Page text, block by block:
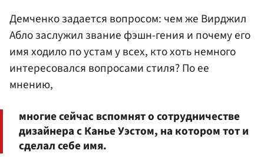
Демченко задается вопросом: чем же Вирджил
Абло заслужил звание фэшн-гения и почему его
имя ходило по устам у всех, кто хоть немного
интересовался вопросами стиля? По ее
мнению,
многие сейчас вспомнят о сотрудничестве
дизайнера с Канье Уэстом, на котором тот и
сделал себе имя.